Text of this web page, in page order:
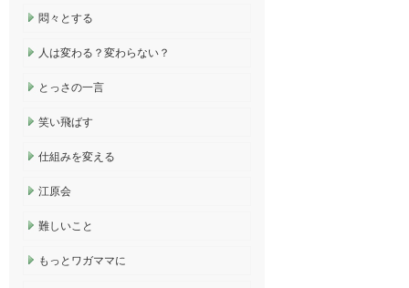
悶々とする
人は変わる？変わらない？
とっさの一言
笑い飛ばす
仕組みを変える
江原会
難しいこと
もっとワガママに